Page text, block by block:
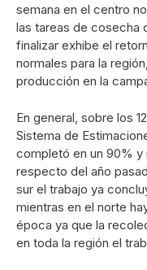
semana en el centro
las tareas de cosecha
finalizar exhibe el
normales para la
producción en la
En general, sobre los
Sistema de
completó en un 90% y
respecto del año
sur el trabajo ya
mientras en el norte
época ya que la
en toda la región el